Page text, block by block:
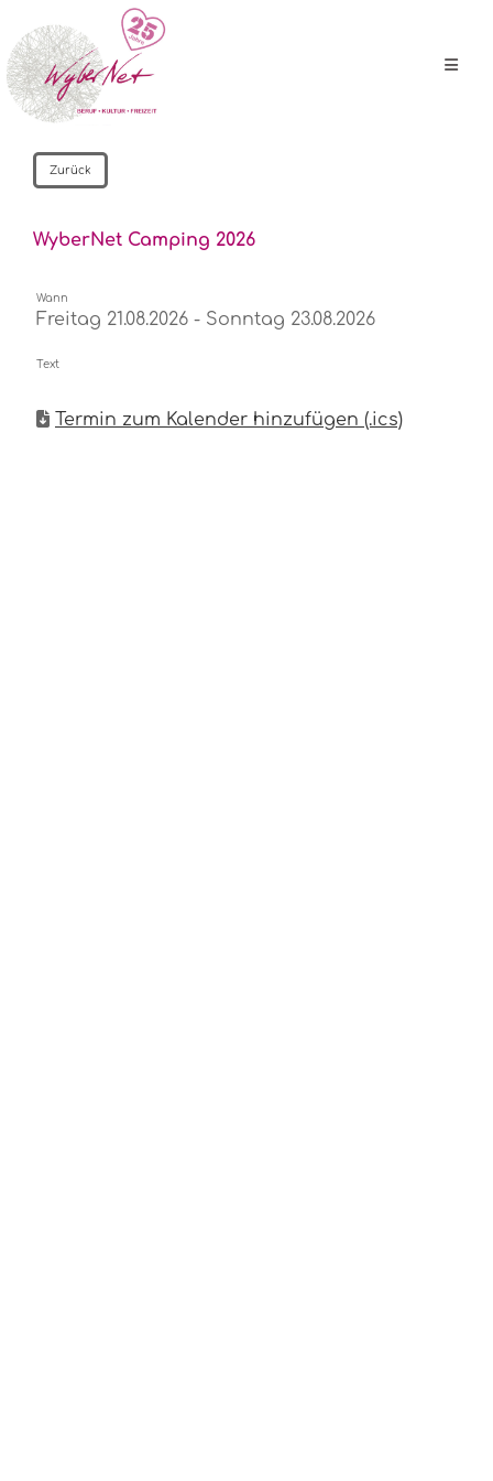
Zurück
WyberNet Camping 2026
Wann
Freitag 21.08.2026 - Sonntag 23.08.2026
Text
Termin zum Kalender hinzufügen (.ics)